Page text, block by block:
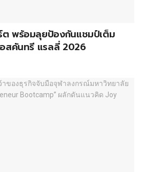
พร้อมลุยป้องกันแชมป์เต็ม
สคันทรี แรลลี่ 2026